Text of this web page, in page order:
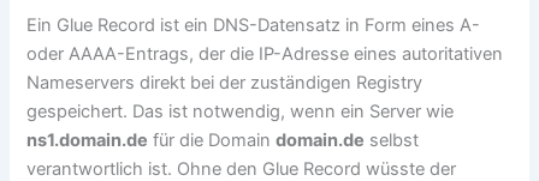
Ein Glue Record ist ein DNS-Datensatz in Form eines A-
oder AAAA-Entrags, der die IP-Adresse eines autoritativen
Nameservers direkt bei der zuständigen Registry
gespeichert. Das ist notwendig, wenn ein Server wie
ns1.domain.de für die Domaindomain.de selbst
verantwortlich ist. Ohne den Glue Record wüsste der